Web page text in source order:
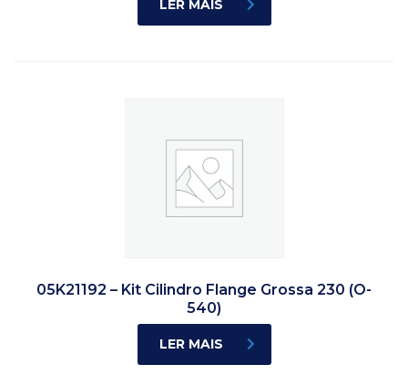
LER MAIS
05K21192 – Kit Cilindro Flange Grossa 230 (O-
540)
LER MAIS